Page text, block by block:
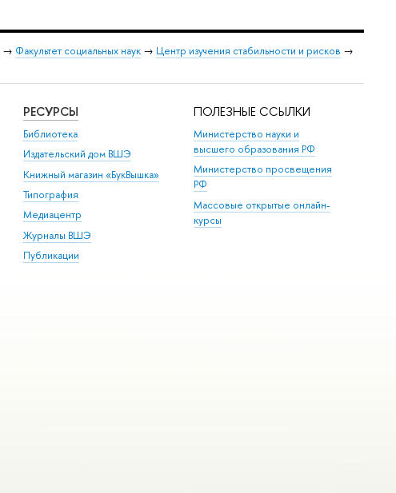
→ Факультет социальных наук → Центр изучения стабильности и рисков →
РЕСУРСЫ
Библиотека
Издательский дом ВШЭ
Книжный магазин «БукВышка»
Типография
Медиацентр
Журналы ВШЭ
Публикации
ПОЛЕЗНЫЕ ССЫЛКИ
Министерство науки и
высшего образования РФ
Министерство просвещения
РФ
Массовые открытые онлайн-
курсы